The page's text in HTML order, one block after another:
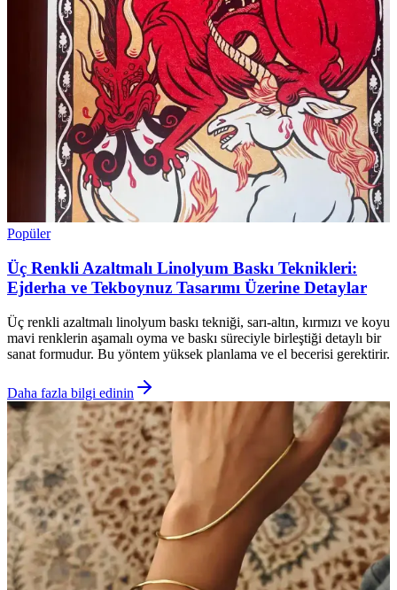
Popüler
Üç Renkli Azaltmalı Linolyum Baskı Teknikleri:
Ejderha ve Tekboynuz Tasarımı Üzerine Detaylar
Üç renkli azaltmalı linolyum baskı tekniği, sarı-altın, kırmızı ve koyu
mavi renklerin aşamalı oyma ve baskı süreciyle birleştiği detaylı bir
sanat formudur. Bu yöntem yüksek planlama ve el becerisi gerektirir.
Daha fazla bilgi edinin